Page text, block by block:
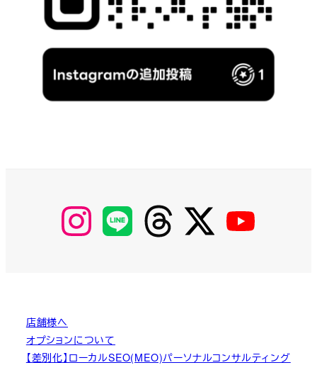
【Instagram】
MyKOBAKO
【LINE】 【threads】 【Twitter】
店舗様へ
オプションについて
【差別化】ローカルSEO(MEO)パーソナルコンサルティング